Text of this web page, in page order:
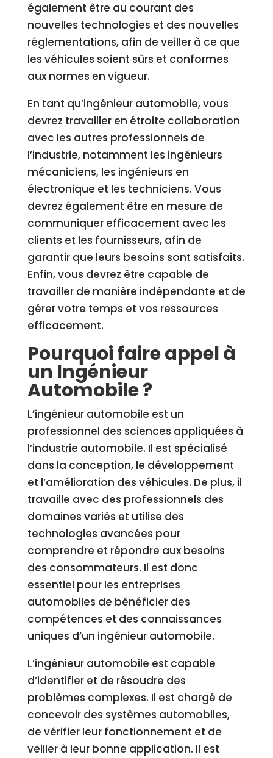
également être au courant des
nouvelles technologies et des nouvelles
réglementations, afin de veiller à ce que
les véhicules soient sûrs et conformes
aux normes en vigueur.
En tant qu’ingénieur automobile, vous
devrez travailler en étroite collaboration
avec les autres professionnels de
l’industrie, notamment les ingénieurs
mécaniciens, les ingénieurs en
électronique et les techniciens. Vous
devrez également être en mesure de
communiquer efficacement avec les
clients et les fournisseurs, afin de
garantir que leurs besoins sont satisfaits.
Enfin, vous devrez être capable de
travailler de manière indépendante et de
gérer votre temps et vos ressources
efficacement.
Pourquoi faire appel à
un Ingénieur
Automobile ?
L’ingénieur automobile est un
professionnel des sciences appliquées à
l’industrie automobile. Il est spécialisé
dans la conception, le développement
et l’amélioration des véhicules. De plus, il
travaille avec des professionnels des
domaines variés et utilise des
technologies avancées pour
comprendre et répondre aux besoins
des consommateurs. Il est donc
essentiel pour les entreprises
automobiles de bénéficier des
compétences et des connaissances
uniques d’un ingénieur automobile.
L’ingénieur automobile est capable
d’identifier et de résoudre des
problèmes complexes. Il est chargé de
concevoir des systèmes automobiles,
de vérifier leur fonctionnement et de
veiller à leur bonne application. Il est